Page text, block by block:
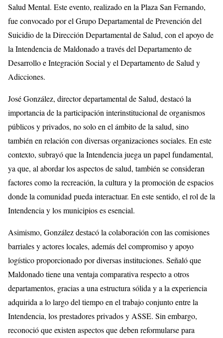
Salud Mental. Este evento, realizado en la Plaza San Fernando,
fue convocado por el Grupo Departamental de Prevención del
Suicidio de la Dirección Departamental de Salud, con el apoyo de
la Intendencia de Maldonado a través del Departamento de
Desarrollo e Integración Social y el Departamento de Salud y
Adicciones.
José González, director departamental de Salud, destacó la
importancia de la participación interinstitucional de organismos
públicos y privados, no solo en el ámbito de la salud, sino
también en relación con diversas organizaciones sociales. En este
contexto, subrayó que la Intendencia juega un papel fundamental,
ya que, al abordar los aspectos de salud, también se consideran
factores como la recreación, la cultura y la promoción de espacios
donde la comunidad pueda interactuar. En este sentido, el rol de la
Intendencia y los municipios es esencial.
Asimismo, González destacó la colaboración con las comisiones
barriales y actores locales, además del compromiso y apoyo
logístico proporcionado por diversas instituciones. Señaló que
Maldonado tiene una ventaja comparativa respecto a otros
departamentos, gracias a una estructura sólida y a la experiencia
adquirida a lo largo del tiempo en el trabajo conjunto entre la
Intendencia, los prestadores privados y ASSE. Sin embargo,
reconoció que existen aspectos que deben reformularse para